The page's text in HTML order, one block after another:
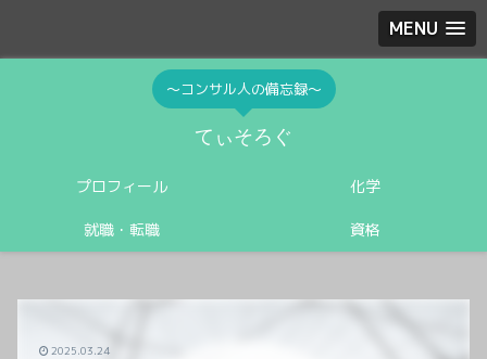
MENU
〜コンサル人の備忘録〜
てぃそろぐ
プロフィール 化学
就職・転職 資格
2025.03.24